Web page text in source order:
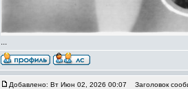
...
Добавлено: Вт Июн 02, 2026 00:07 Заголовок